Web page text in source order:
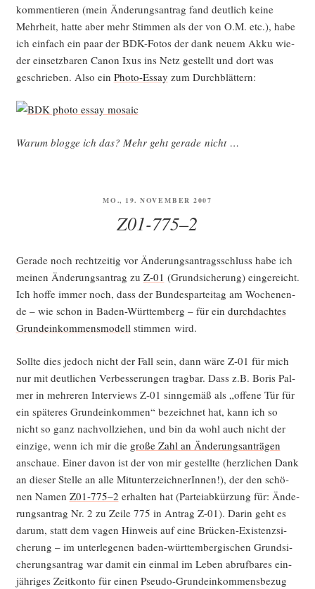
kom­men­tie­ren (mein Ände­rungs­an­trag fand deut­lich kei­ne
Mehr­heit, hat­te aber mehr Stim­men als der von O.M. etc.), habe
ich ein­fach ein paar der BDK-Fotos der dank neu­em Akku wie­
der ein­setz­ba­ren Canon Ixus ins Netz gestellt und dort was
geschrie­ben. Also ein Pho­to-Essay zum Durchblättern:
War­um blog­ge ich das? Mehr geht gera­de nicht …
VERÖFFENTLICHT
MO., 19. NOVEMBER 2007
Z01-775–2
Gera­de noch recht­zei­tig vor Ände­rungs­an­trags­schluss habe ich
mei­nen Ände­rungs­an­trag zu Z‑01 (Grund­si­che­rung) ein­ge­reicht.
Ich hof­fe immer noch, dass der Bun­des­par­tei­tag am Wochen­en­
de – wie schon in Baden-Würt­tem­berg – für ein durch­dach­tes
Grund­ein­kom­mens­mo­dellstim­men wird.
Soll­te dies jedoch nicht der Fall sein, dann wäre Z‑01 für mich
nur mit deut­li­chen Ver­bes­se­run­gen trag­bar. Dass z.B. Boris Pal­
mer in meh­re­ren Inter­views Z‑01 sinn­ge­mäß als „offe­ne Tür für
ein spä­te­res Grund­ein­kom­men“ bezeich­net hat, kann ich so
nicht so ganz nach­voll­zie­hen, und bin da wohl auch nicht der
ein­zi­ge, wenn ich mir die gro­ße Zahl an Ände­rungs­an­trä­gen
anschaue. Einer davon ist der von mir gestell­te (herz­li­chen Dank
an die­ser Stel­le an alle Mit­un­ter­zeich­ne­rIn­nen!), der den schö­
nen Namen Z01-775–2 erhal­ten hat (Par­tei­ab­kür­zung für: Ände­
rungs­an­trag Nr. 2 zu Zei­le 775 in Antrag Z‑01). Dar­in geht es
dar­um, statt dem vagen Hin­weis auf eine Brü­cken-Exis­tenz­si­
che­rung – im unter­le­ge­nen baden-würt­tem­ber­gi­schen Grund­si­
che­rungs­an­trag war damit ein ein­mal im Leben abruf­ba­res ein­
jäh­ri­ges Zeit­kon­to für einen Pseu­do-Grund­ein­kom­mens­be­zug